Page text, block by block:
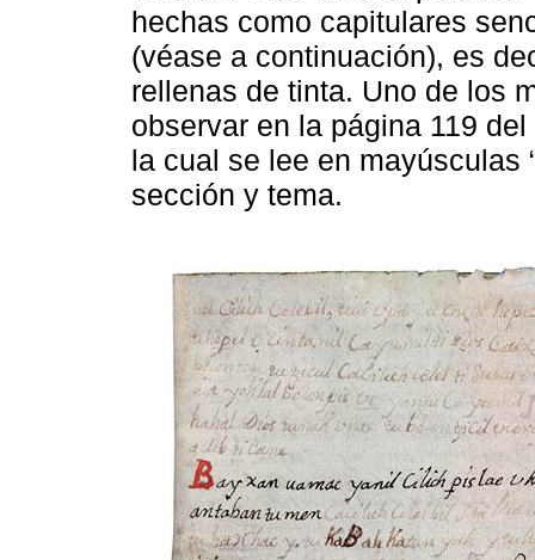
hechas como capitulares
(véase a continuación), es
rellenas de tinta. Uno de los
observar en la página 119 del
la cual se lee en mayúsculas
sección y tema.